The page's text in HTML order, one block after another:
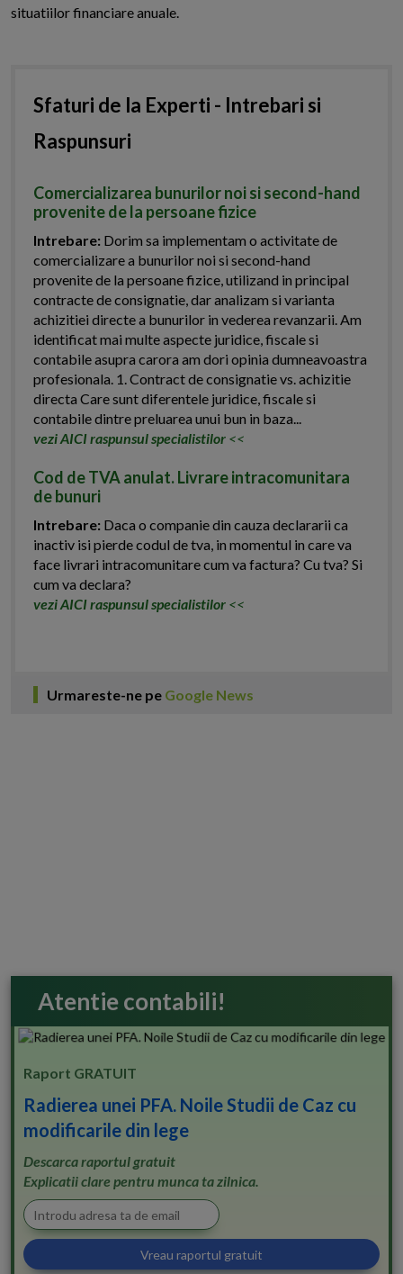
situatiilor financiare anuale.
Sfaturi de la Experti - Intrebari si
Raspunsuri
Comercializarea bunurilor noi si second-hand
provenite de la persoane fizice
Intrebare: Dorim sa implementam o activitate de
comercializare a bunurilor noi si second-hand
provenite de la persoane fizice, utilizand in principal
contracte de consignatie, dar analizam si varianta
achizitiei directe a bunurilor in vederea revanzarii. Am
identificat mai multe aspecte juridice, fiscale si
contabile asupra carora am dori opinia dumneavoastra
profesionala. 1. Contract de consignatie vs. achizitie
directa Care sunt diferentele juridice, fiscale si
contabile dintre preluarea unui bun in baza...
vezi AICI raspunsul specialistilor <<
Cod de TVA anulat. Livrare intracomunitara
de bunuri
Intrebare: Daca o companie din cauza declararii ca
inactiv isi pierde codul de tva, in momentul in care va
face livrari intracomunitare cum va factura? Cu tva? Si
cum va declara?
vezi AICI raspunsul specialistilor <<
Urmareste-ne pe Google News
Atentie contabili!
Raport GRATUIT
Radierea unei PFA. Noile Studii de Caz cu
modificarile din lege
Descarca raportul gratuit
Explicatii clare pentru munca ta zilnica.